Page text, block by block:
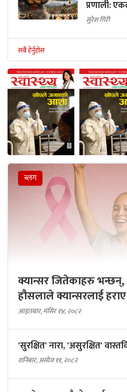
प्रणाली:
सुरेश गिरी
सबै हेर्नुहोस
ब्लग
क्यान्सर जितेकाहरु भन्छन्,
हौसलाले क्यान्सरलाई
आइतबार, मंसिर १४, २०८२
'सुरक्षित' नारा, 'असुरक्षित'
शनिबार, असोज ११, २०८२